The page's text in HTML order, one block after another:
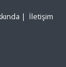
| İletişim